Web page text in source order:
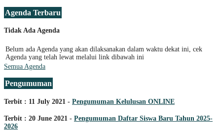
Agenda Terbaru
Tidak Ada Agenda
Belum ada Agenda yang akan dilaksanakan dalam waktu dekat ini, cek
Agenda yang telah lewat melalui link dibawah ini
Semua Agenda
Pengumuman
Terbit : 11 July 2021 - Pengumuman Kelulusan ONLINE
Terbit : 20 June 2021 - Pengumuman Daftar Siswa Baru Tahun 2025-
2026